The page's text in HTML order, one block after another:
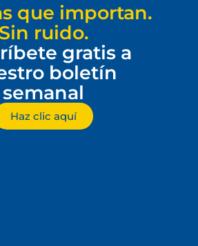
que importan.
Sin ruido.
gratis a
boletín
semanal
Haz clic aquí